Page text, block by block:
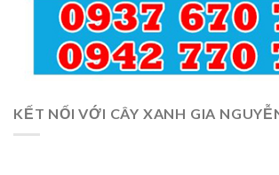
KẾT NỐI VỚI CÂY XANH GIA